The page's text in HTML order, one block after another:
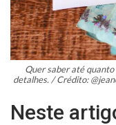
Quer saber até
detalhes. / Crédito:
Neste